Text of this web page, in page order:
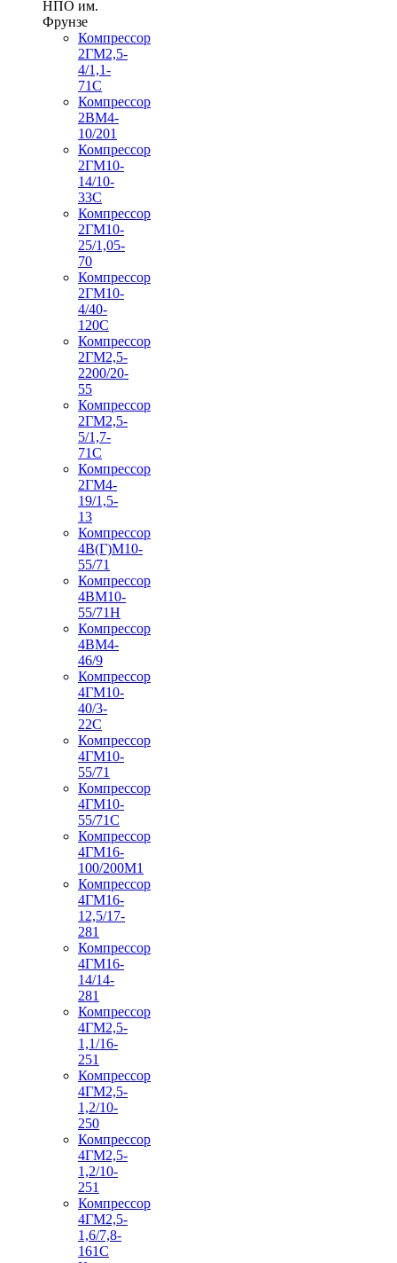
НПО им.
Фрунзе
Компрессор
2ГМ2,5-
4/1,1-
71С
Компрессор
2ВМ4-
10/201
Компрессор
2ГМ10-
14/10-
33С
Компрессор
2ГМ10-
25/1,05-
70
Компрессор
2ГМ10-
4/40-
120С
Компрессор
2ГМ2,5-
2200/20-
55
Компрессор
2ГМ2,5-
5/1,7-
71С
Компрессор
2ГМ4-
19/1,5-
13
Компрессор
4В(Г)М10-
55/71
Компрессор
4ВМ10-
55/71Н
Компрессор
4ВМ4-
46/9
Компрессор
4ГМ10-
40/3-
22С
Компрессор
4ГМ10-
55/71
Компрессор
4ГМ10-
55/71С
Компрессор
4ГМ16-
100/200М1
Компрессор
4ГМ16-
12,5/17-
281
Компрессор
4ГМ16-
14/14-
281
Компрессор
4ГМ2,5-
1,1/16-
251
Компрессор
4ГМ2,5-
1,2/10-
250
Компрессор
4ГМ2,5-
1,2/10-
251
Компрессор
4ГМ2,5-
1,6/7,8-
161С